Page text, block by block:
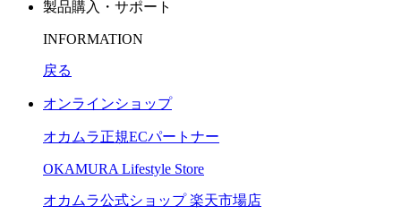
製品購入・サポート
INFORMATION
戻る
オンラインショップ
オカムラ正規ECパートナー
OKAMURA Lifestyle Store
オカムラ公式ショップ 楽天市場店